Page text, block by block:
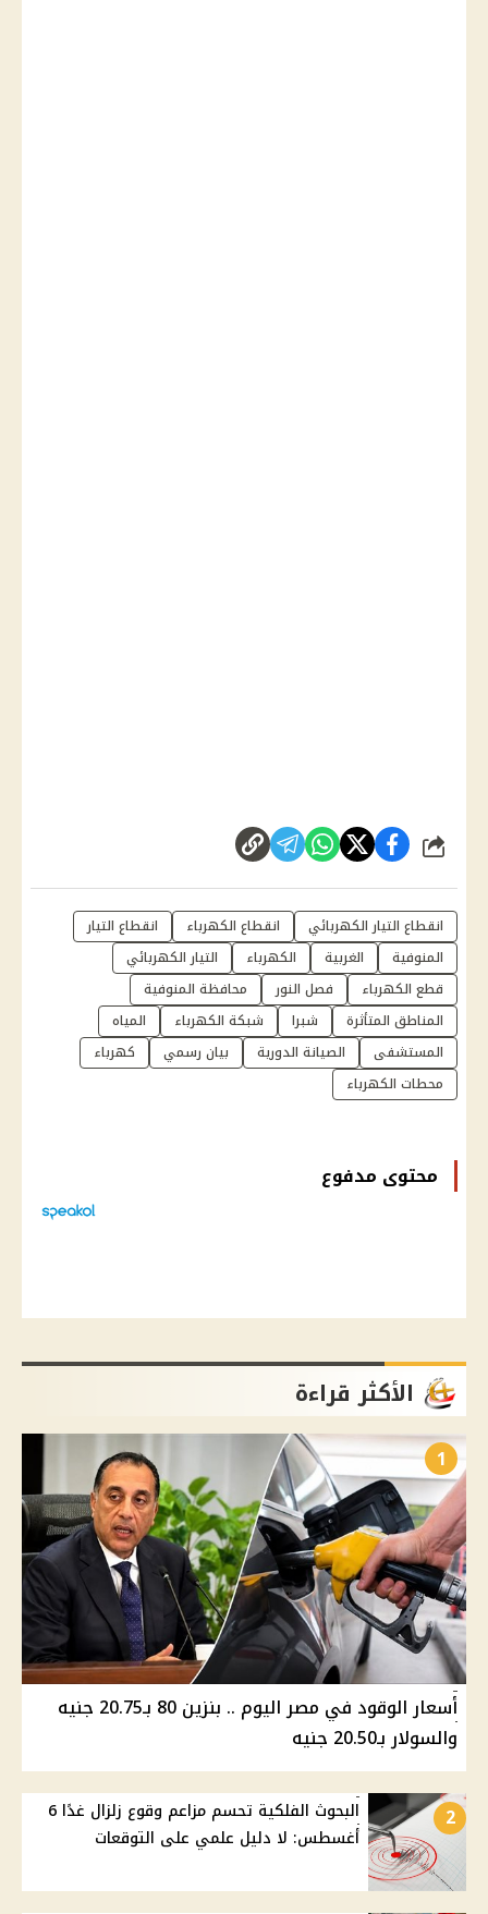
شارك
انقطاع التيار الكهربائي انقطاع الكهرباء
انقطاع التيار
المنوفية
الغربية الكهرباء
التيار الكهربائي
قطع الكهرباء
فصل النور
محافظة المنوفية
المناطق المتأثرة
شبرا شبكة الكهرباء
المياه
المستشفى
الصيانة الدورية بيان رسمي
كهرباء
محطات الكهرباء
محتوى مدفوع
الأكثر قراءة
1
أسعار الوقود في مصر اليوم .. بنزين 80 بـ20.75 جنيه
والسولار بـ20.50 جنيه
2
البحوث الفلكية تحسم مزاعم وقوع زلزال غدًا 6
أغسطس: لا دليل علمي على التوقعات